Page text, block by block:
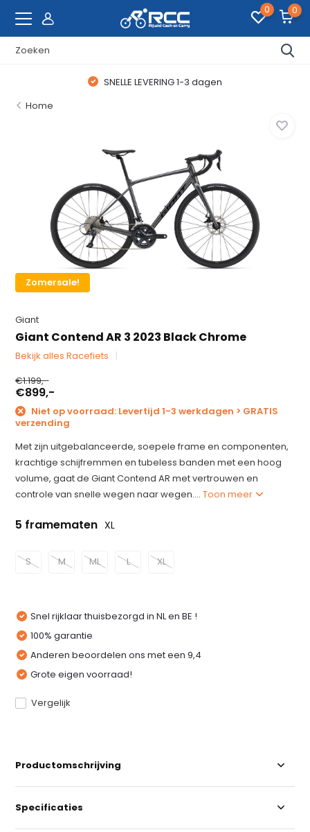
0 0
SNELLE LEVERING 1-3 dagen
Home
Zomersale!
Giant
Giant Contend AR 3 2023 Black Chrome
Bekijk alles Racefiets
€1.199,-
€899,-
Niet op voorraad: Levertijd 1-3 werkdagen > GRATIS
verzending
Met zijn uitgebalanceerde, soepele frame en componenten,
krachtige schijfremmen en tubeless banden met een hoog
volume, gaat de Giant Contend AR met vertrouwen en
controle van snelle wegen naar wegen....Toon meer
5 framematen XL
S M ML L XL
Snel rijklaar thuisbezorgd in NL en BE !
100% garantie
Anderen beoordelen ons met een 9,4
Grote eigen voorraad!
Vergelijk
Productomschrijving
Specificaties